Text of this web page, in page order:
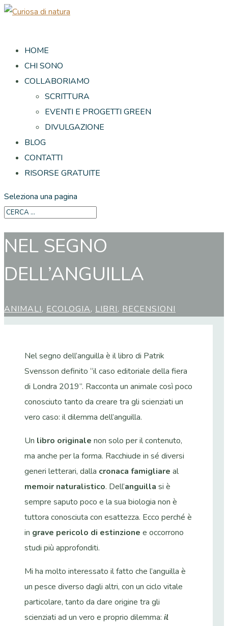
HOME
CHI SONO
COLLABORIAMO
SCRITTURA
EVENTI E PROGETTI GREEN
DIVULGAZIONE
BLOG
CONTATTI
RISORSE GRATUITE
Seleziona una pagina
NEL SEGNO
DELL’ANGUILLA
ANIMALI, ECOLOGIA, LIBRI, RECENSIONI
Nel segno dell’anguilla è il libro di Patrik
Svensson definito “il caso editoriale della fiera
di Londra 2019”. Racconta un animale così poco
conosciuto tanto da creare tra gli scienziati un
vero caso: il dilemma dell’anguilla.
Un libro originale non solo per il contenuto,
ma anche per la forma. Racchiude in sé diversi
generi letterari, dalla cronaca famigliare al
memoir naturalistico. Dell’anguilla si è
sempre saputo poco e la sua biologia non è
tuttora conosciuta con esattezza. Ecco perché è
in grave pericolo di estinzione e occorrono
studi più approfonditi.
Mi ha molto interessato il fatto che l’anguilla è
un pesce diverso dagli altri, con un ciclo vitale
particolare, tanto da dare origine tra gli
scienziati ad un vero e proprio dilemma: il